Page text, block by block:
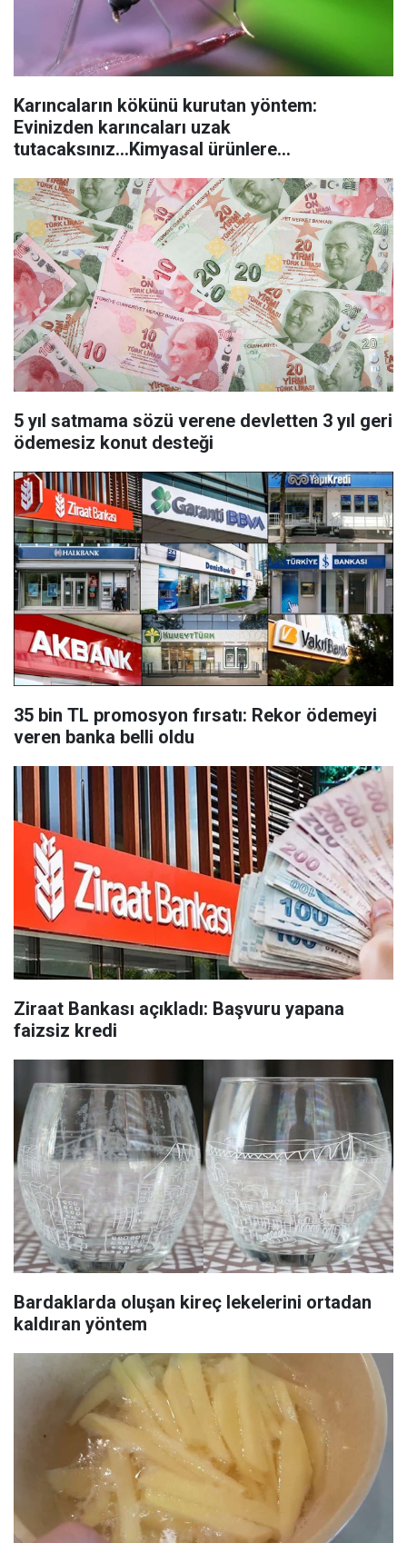
Karıncaların kökünü kurutan yöntem:
Evinizden karıncaları uzak
tutacaksınız...Kimyasal ürünlere
5 yıl satmama sözü verene devletten 3 yıl geri
ödemesiz konut desteği
35 bin TL promosyon fırsatı: Rekor ödemeyi
veren banka belli oldu
Ziraat Bankası açıkladı: Başvuru yapana
faizsiz kredi
Bardaklarda oluşan kireç lekelerini ortadan
kaldıran yöntem